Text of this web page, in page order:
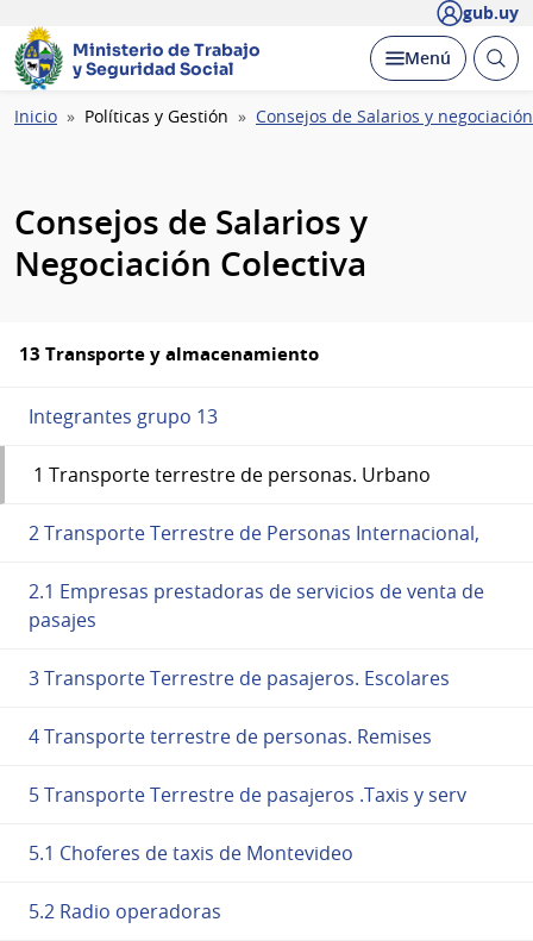
gub.uy
Ministerio de Trabajo
y Seguridad Social
Desplegar
Menú Abrir
Ruta
Inicio Políticas y Gestión Consejos de Salarios y
Consejos de Salarios y
Negociación Colectiva
13 Transporte y almacenamiento
Integrantes grupo 13
1 Transporte terrestre de personas. Urbano
2 Transporte Terrestre de Personas Internacional,
2.1 Empresas prestadoras de servicios de venta de
pasajes
3 Transporte Terrestre de pasajeros. Escolares
4 Transporte terrestre de personas. Remises
5 Transporte Terrestre de pasajeros .Taxis y serv
5.1 Choferes de taxis de Montevideo
5.2 Radio operadoras